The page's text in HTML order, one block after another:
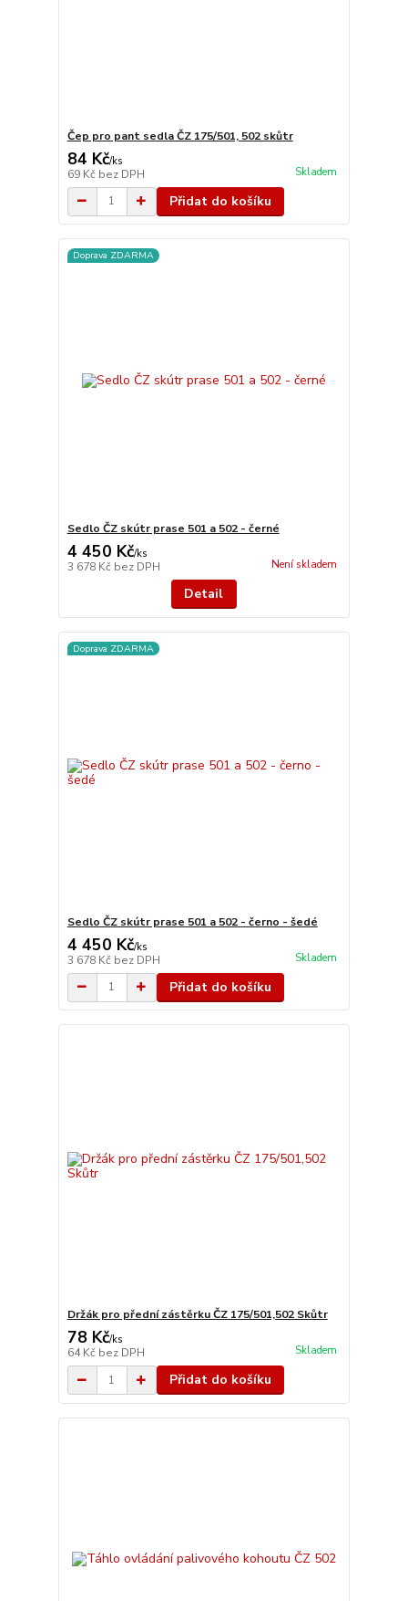
Čep pro pant sedla ČZ 175/501, 502 skůtr
84 Kč/ks
69 Kč bez DPH Skladem
Přidat do košíku
Doprava ZDARMA
Sedlo ČZ skútr prase 501 a 502 - černé
4 450 Kč/ks
3 678 Kč bez DPH Není skladem
Detail
Doprava ZDARMA
Sedlo ČZ skútr prase 501 a 502 - černo - šedé
4 450 Kč/ks
3 678 Kč bez DPH Skladem
Přidat do košíku
Držák pro přední zástěrku ČZ 175/501,502 Skůtr
78 Kč/ks
64 Kč bez DPH Skladem
Přidat do košíku